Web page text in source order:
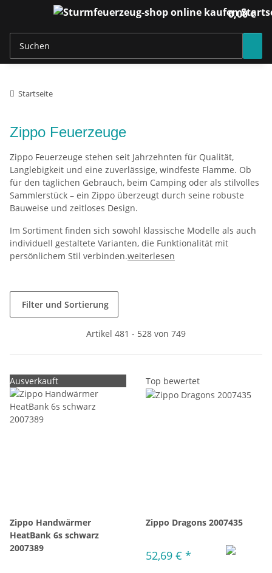
0,00 €
Startseite
Zippo Feuerzeuge
Zippo Feuerzeuge stehen seit Jahrzehnten für Qualität,
Langlebigkeit und eine zuverlässige, windfeste Flamme. Ob
für den täglichen Gebrauch, beim Camping oder als stilvolles
Sammlerstück – ein Zippo überzeugt durch seine robuste
Bauweise und zeitloses Design.
Im Sortiment finden sich sowohl klassische Modelle als auch
individuell gestaltete Varianten, die Funktionalität mit
persönlichem Stil verbinden.weiterlesen
Filter und Sortierung
Artikel 481 - 528 von 749
Ausverkauft
Zippo Handwärmer
HeatBank 6s schwarz
2007389
Top bewertet
Zippo Dragons 2007435
52,69 € *